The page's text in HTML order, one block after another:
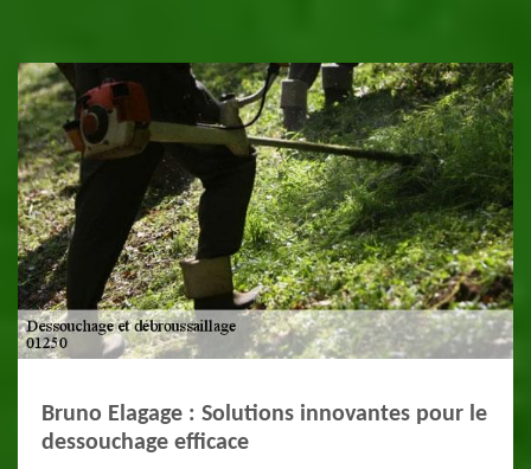
Bruno Elagage : Solutions innovantes pour le
dessouchage efficace